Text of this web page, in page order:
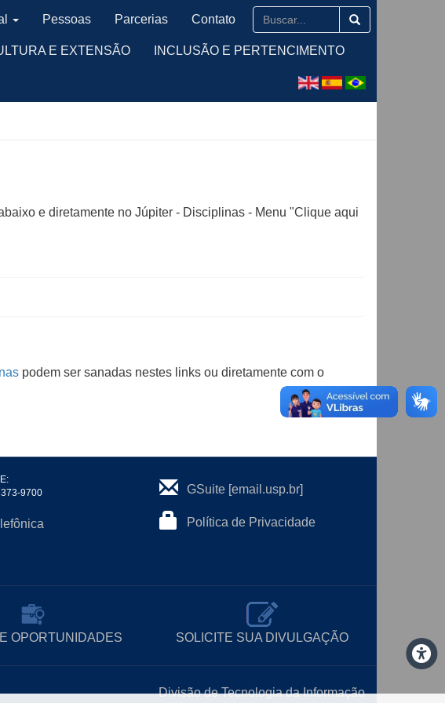
E EXTENSÃO INCLUSÃO E PERTENCIMENTO
Pessoas Parcerias Contato
e diretamente no Júpiter - Disciplinas - Menu "Clique aqui
podem ser sanadas nestes links ou diretamente com o
9700
GSuite [email.usp.br]
Política de Privacidade
OPORTUNIDADES SOLICITE SUA DIVULGAÇÃO
Divisão de Tecnologia da Informação